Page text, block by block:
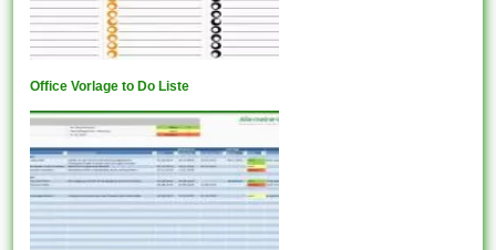
Office Vorlage to Do Liste